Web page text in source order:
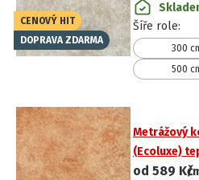
CENOVÝ HIT
DOPRAVA ZDARMA
Šíře role:
300
500
Metrážový
(Ecoluxe)
od 589 Kč
/